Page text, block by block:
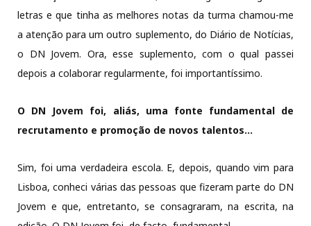
letras e que tinha as melhores notas da turma chamou-me
a atenção para um outro suplemento, do Diário de Notícias,
o DN Jovem. Ora, esse suplemento, com o qual passei
depois a colaborar regularmente, foi importantíssimo.
O DN Jovem foi, aliás, uma fonte fundamental de
recrutamento e promoção de novos talentos…
Sim, foi uma verdadeira escola. E, depois, quando vim para
Lisboa, conheci várias das pessoas que fizeram parte do DN
Jovem e que, entretanto, se consagraram, na escrita, na